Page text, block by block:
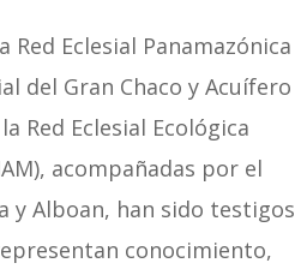
Red Eclesial Panamazónica
del Gran Chaco y Acuífero
Red Eclesial Ecológica
acompañadas por el
y Alboan, han sido testigos
conocimiento,